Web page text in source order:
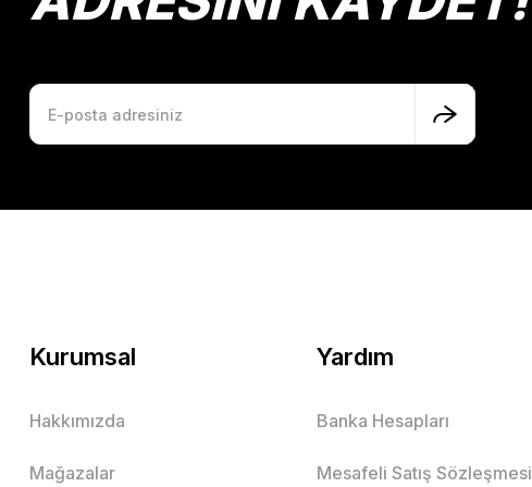
Kurumsal
Hakkımızda
Mağazalar
Yardım
Banka Hesapları
Mesafeli Satış Sözleşmesi